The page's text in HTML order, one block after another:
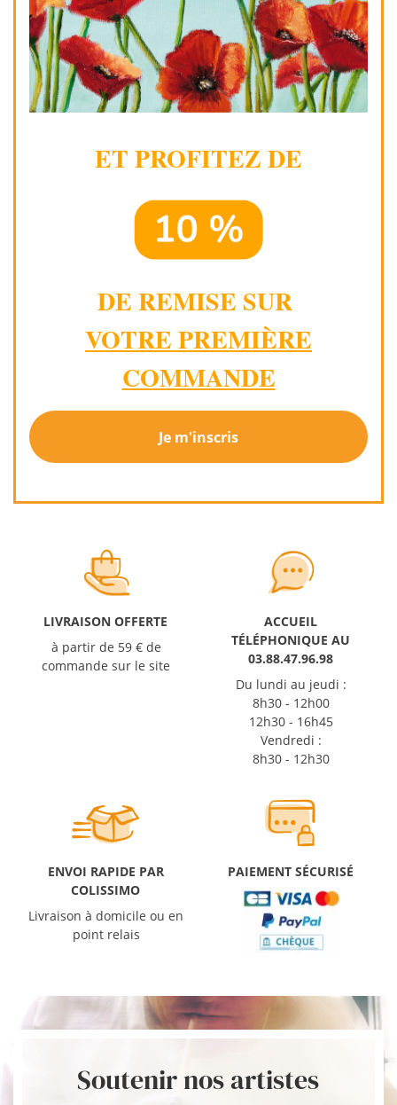
ET PROFITEZ DE
DE REMISE SUR
VOTRE PREMIÈRE
COMMANDE
Je m'inscris
LIVRAISON OFFERTE
à partir de 59 € de
commande sur le site
ACCUEIL
TÉLÉPHONIQUE AU
03.88.47.96.98
Du lundi au jeudi :
8h30 - 12h00
12h30 - 16h45
Vendredi :
8h30 - 12h30
ENVOI RAPIDE PAR
COLISSIMO
Livraison à domicile ou en
point relais
PAIEMENT SÉCURISÉ
Soutenir nos artistes